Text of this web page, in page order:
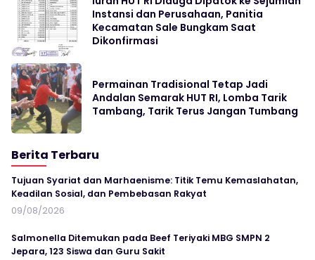
Instansi dan Perusahaan, Panitia
Kecamatan Sale Bungkam Saat
Dikonfirmasi
Permainan Tradisional Tetap Jadi
Andalan Semarak HUT RI, Lomba Tarik
Tambang, Tarik Terus Jangan Tumbang
Berita Terbaru
Tujuan Syariat dan Marhaenisme: Titik Temu Kemaslahatan,
Keadilan Sosial, dan Pembebasan Rakyat
09/08/2026
Salmonella Ditemukan pada Beef Teriyaki MBG SMPN 2
Jepara, 123 Siswa dan Guru Sakit